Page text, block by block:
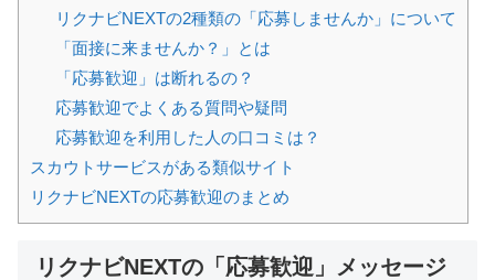
リクナビNEXTの2種類の「応募しませんか」について
「面接に来ませんか？」とは
「応募歓迎」は断れるの？
応募歓迎でよくある質問や疑問
応募歓迎を利用した人の口コミは？
スカウトサービスがある類似サイト
リクナビNEXTの応募歓迎のまとめ
リクナビNEXTの「応募歓迎」メッセージ